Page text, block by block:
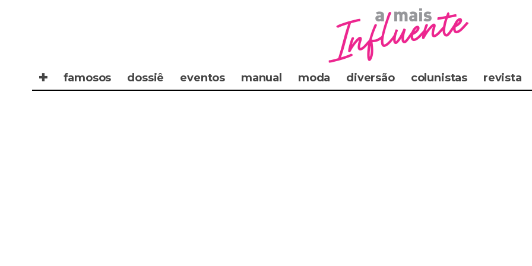
✚ famosos dossiê eventos manual moda diversão colunistas revista